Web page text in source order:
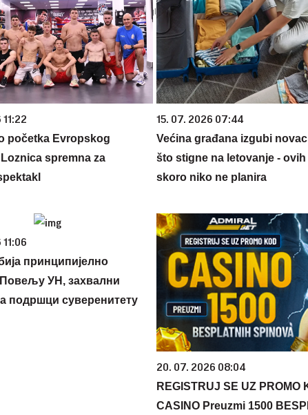
početka Evropskog
spremna za
15. 07. 2026 07:44
Većina građana izgubi
što stigne na letovanje -
skoro niko ne planira
принципијелно
УН, захвални
подршци суверенитету
20. 07. 2026 08:04
REGISTRUJ SE UZ PROMO
CASINO Preuzmi 1500